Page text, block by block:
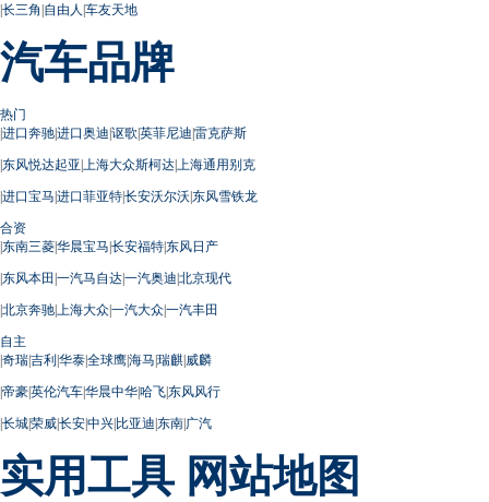
|长三角 |自由人 |车友天地
汽车品牌
热门
|进口奔驰|进口奥迪|讴歌|英菲尼迪|雷克萨斯
|东风悦达起亚| 上海大众斯柯达| 上海通用别克
|进口宝马|进口菲亚特|长安沃尔沃|东风雪铁龙
合资
|东南三菱|华晨宝马|长安福特|东风日产
|东风本田 |一汽马自达|一汽奥迪|北京现代
|北京奔驰| 上海大众|一汽大众|一汽丰田
自主
|奇瑞|吉利|华泰|全球鹰|海马|瑞麒|威麟
|帝豪|英伦汽车|华晨中华|哈飞|东风风行
|长城|荣威|长安|中兴|比亚迪|东南|广汽
实用工具 网站地图